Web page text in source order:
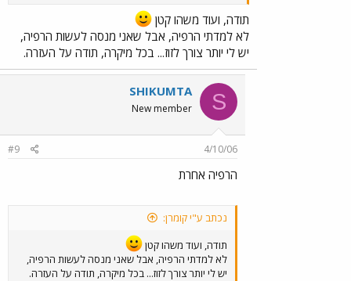
תודה, ועוד משהו קטן
לא למדתי הרפיה, אבל שאני מנסה לעשות הרפיה,
יש לי יותר צורך לזוז... בכל מיקרה, תודה על העזרה.
S
SHIKUMTA
New member
4/10/06
#9
הרפיה אחרת
נכתב ע"י קומרן:
תודה, ועוד משהו קטן
לא למדתי הרפיה, אבל שאני מנסה לעשות הרפיה,
יש לי יותר צורך לזוז... בכל מיקרה, תודה על העזרה.